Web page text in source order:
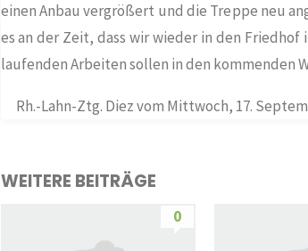
einen Anbau vergrößert und die Treppe neu
es an der Zeit, dass wir wieder in den
laufenden Arbeiten sollen in den kommenden
Rh.-Lahn-Ztg. Diez vom Mittwoch, 17.
WEITERE BEITRÄGE
0